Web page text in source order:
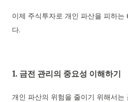
이제 주식투자로 개인 파산을 피하는
다.
1. 금전 관리의 중요성 이해하기
개인 파산의 위험을 줄이기 위해서는